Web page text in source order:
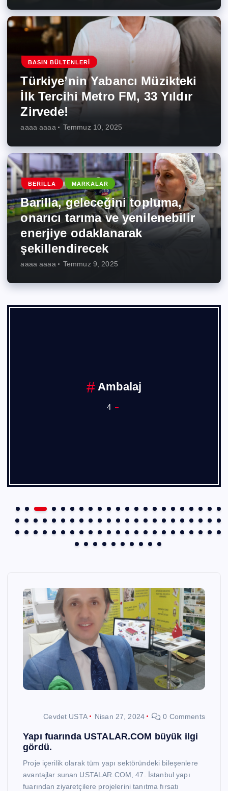
BASIN BÜLTENLERI
Türkiye’nin Yabancı Müzikteki
İlk Tercihi Metro FM, 33 Yıldır
Zirvede!
aaaa aaaa Temmuz 10, 2025
BERILLA MARKALAR
Barilla, geleceğini topluma,
onarıcı tarıma ve yenilenebilir
enerjiye odaklanarak
şekillendirecek
aaaa aaaa Temmuz 9, 2025
Ankara Sanayi Odası
1
Cevdet USTA Nisan 27, 2024 0 Comments
Yapı fuarında USTALAR.COM büyük ilgi
gördü.
Proje içerilik olarak tüm yapı sektöründeki bileşenlere
avantajlar sunan USTALAR.COM, 47. İstanbul yapı
fuarından ziyaretçilere projelerini tanıtma fırsatı